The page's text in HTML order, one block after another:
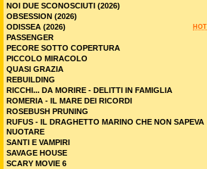
NOI DUE SCONOSCIUTI (2026)
OBSESSION (2026)
HOT
ODISSEA (2026)
PASSENGER
PECORE SOTTO COPERTURA
PICCOLO MIRACOLO
QUASI GRAZIA
REBUILDING
RICCHI... DA MORIRE - DELITTI IN FAMIGLIA
ROMERIA - IL MARE DEI RICORDI
ROSEBUSH PRUNING
RUFUS - IL DRAGHETTO MARINO CHE NON SAPEVA
NUOTARE
SANTI E VAMPIRI
SAVAGE HOUSE
SCARY MOVIE 6